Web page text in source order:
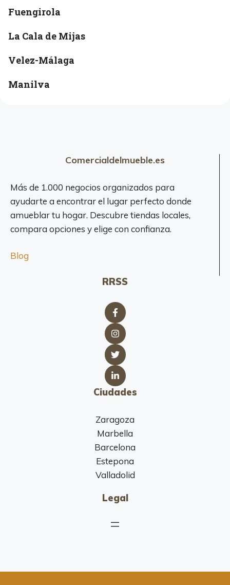
Fuengirola
La Cala de Mijas
Velez-Málaga
Manilva
Comercialdelmueble.es
Más de 1.000 negocios organizados para
ayudarte a encontrar el lugar perfecto donde
amueblar tu hogar. Descubre tiendas locales,
compara opciones y elige con confianza.
Blog
RRSS
Ciudades
Zaragoza
Marbella
Barcelona
Estepona
Valladolid
Legal